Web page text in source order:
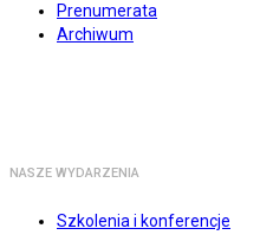
Prenumerata
Archiwum
NASZE WYDARZENIA
Szkolenia i konferencje